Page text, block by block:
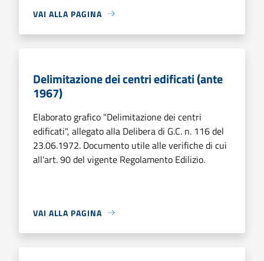
VAI ALLA PAGINA
Delimitazione dei centri edificati (ante
1967)
Elaborato grafico "Delimitazione dei centri
edificati", allegato alla Delibera di G.C. n. 116 del
23.06.1972. Documento utile alle verifiche di cui
all'art. 90 del vigente Regolamento Edilizio.
VAI ALLA PAGINA